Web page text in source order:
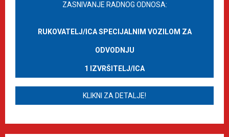
ZASNIVANJE RADNOG ODNOSA:
RUKOVATELJ/ICA SPECIJALNIM VOZILOM ZA
ODVODNJU
1 IZVRŠITELJ/ICA
KLIKNI ZA DETALJE!